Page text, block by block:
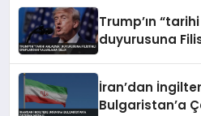
Trump’ın
duyurusuna
İran’dan
Bulgaristan’a